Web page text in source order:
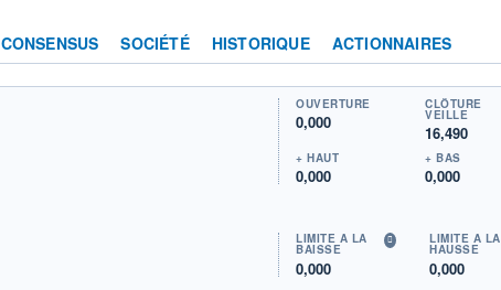
CONSENSUS SOCIÉTÉ HISTORIQUE ACTIONNAIRES
OUVERTURE
0,000
CLÔTURE
VEILLE
16,490
+ HAUT
0,000
+ BAS
0,000
LIMITE À LA
BAISSE
0,000
LIMITE À LA
HAUSSE
0,000